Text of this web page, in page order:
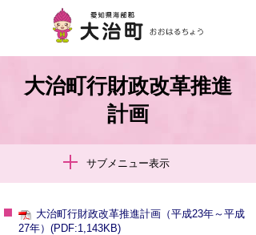
大治町行財政改革推進
計画
サブメニュー表示
大治町行財政改革推進計画（平成23年～平成
27年）(PDF:1,143KB)